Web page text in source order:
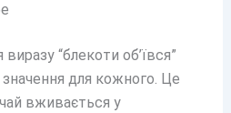
“блекоти об’ївся”
для кожного. Це
вживається у